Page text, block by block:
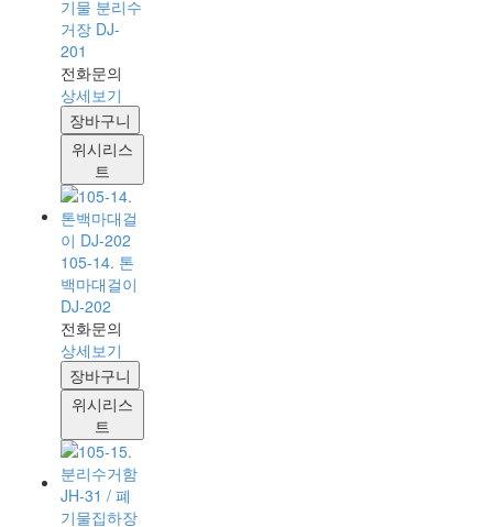
기물 분리수
거장 DJ-
201
전화문의
상세보기
장바구니
위시리스
트
105-14. 톤
백마대걸이
DJ-202
전화문의
상세보기
장바구니
위시리스
트